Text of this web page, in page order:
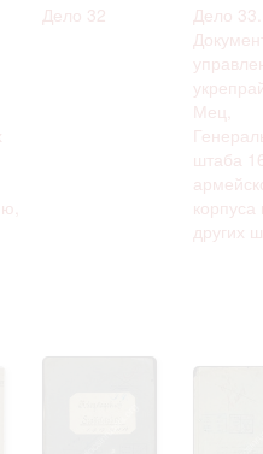
Дело 32
Дело 33.
Мец,
штаба
корпуса
других